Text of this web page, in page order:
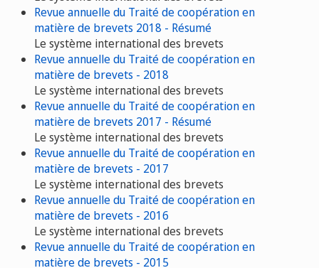
Revue annuelle du Traité de coopération en
matière de brevets 2018 - Résumé
Le système international des brevets
Revue annuelle du Traité de coopération en
matière de brevets - 2018
Le système international des brevets
Revue annuelle du Traité de coopération en
matière de brevets 2017 - Résumé
Le système international des brevets
Revue annuelle du Traité de coopération en
matière de brevets - 2017
Le système international des brevets
Revue annuelle du Traité de coopération en
matière de brevets - 2016
Le système international des brevets
Revue annuelle du Traité de coopération en
matière de brevets - 2015